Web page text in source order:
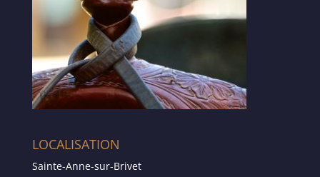
LOCALISATION
Sainte-Anne-sur-Brivet